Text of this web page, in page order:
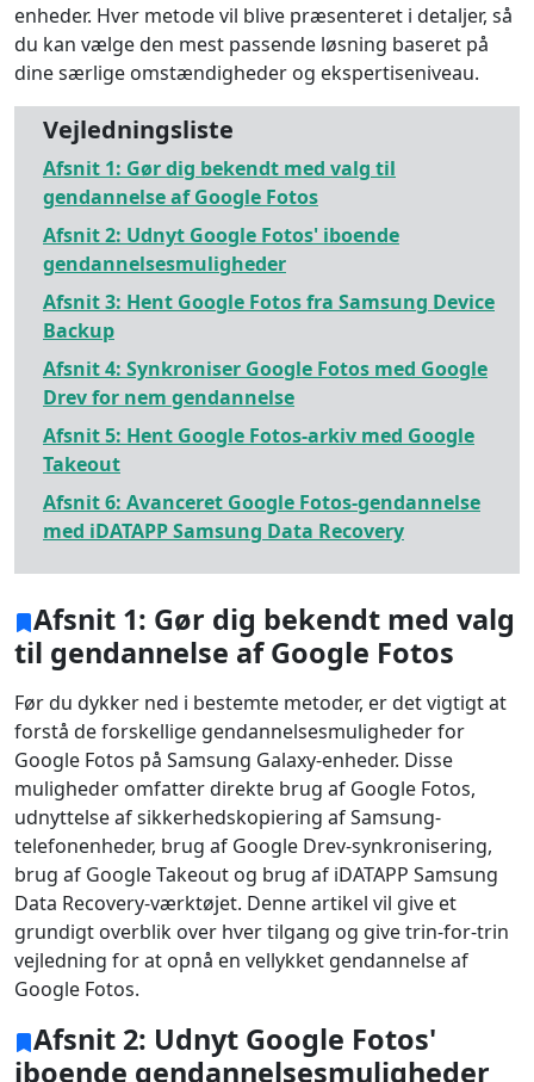
enheder. Hver metode vil blive præsenteret i detaljer, så
du kan vælge den mest passende løsning baseret på
dine særlige omstændigheder og ekspertiseniveau.
Vejledningsliste
Afsnit 1: Gør dig bekendt med valg til
gendannelse af Google Fotos
Afsnit 2: Udnyt Google Fotos' iboende
gendannelsesmuligheder
Afsnit 3: Hent Google Fotos fra Samsung Device
Backup
Afsnit 4: Synkroniser Google Fotos med Google
Drev for nem gendannelse
Afsnit 5: Hent Google Fotos-arkiv med Google
Takeout
Afsnit 6: Avanceret Google Fotos-gendannelse
med iDATAPP Samsung Data Recovery
Afsnit 1: Gør dig bekendt med valg
til gendannelse af Google Fotos
Før du dykker ned i bestemte metoder, er det vigtigt at
forstå de forskellige gendannelsesmuligheder for
Google Fotos på Samsung Galaxy-enheder. Disse
muligheder omfatter direkte brug af Google Fotos,
udnyttelse af sikkerhedskopiering af Samsung-
telefonenheder, brug af Google Drev-synkronisering,
brug af Google Takeout og brug af iDATAPP Samsung
Data Recovery-værktøjet. Denne artikel vil give et
grundigt overblik over hver tilgang og give trin-for-trin
vejledning for at opnå en vellykket gendannelse af
Google Fotos.
Afsnit 2: Udnyt Google Fotos'
iboende gendannelsesmuligheder